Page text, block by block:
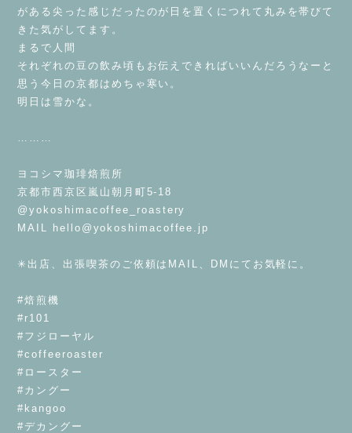
がある尖った感じだったのが日を置くにつれて丸みを帯びて
きた気がしてます。
まるで人間
それぞれの豆の飲み頃もお伝えできればいいんだろうなーと
思う今日の京都はめちゃ寒い。
明日は雪かな。
ヨコシマ珈琲焙煎所
京都市西京区嵐山朝月町5-18
@yokoshimacoffee_roastery
MAIL
hello@yokoshimacoffee.jp
✳︎出店、出張喫茶のご依頼はMAIL、DMにてお気軽に。
#焙煎機
#r101
#フジローヤル
#coffeeroaster
#ロースター
#カングー
#kangoo
#デカングー